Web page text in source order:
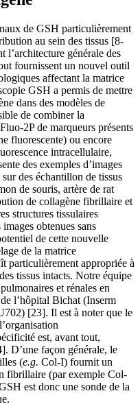
de GSH particulièrement
au sein des tissus [8-
l’architecture générale des
fournissent un nouvel outil
affectant la matrice
GSH a permis de mettre
dans des modèles de
de combiner la
2P de marqueurs présents
fluorescente) ou encore
intracellulaire,
des exemples d’images
des échantillon de tissus
de souris, artère de rat
de collagène fibrillaire et
structures tissulaires
obtenues sans
de cette nouvelle
de la matrice
particulièrement appropriée à
tissus intacts. Notre équipe
et rénales en
l’hôpital Bichat (Inserm
[23]. Il est à noter que le
est, avant tout,
D’une façon générale, le
(e.g. Col-I) fournit un
fibrillaire (par exemple Col-
est donc une sonde de la